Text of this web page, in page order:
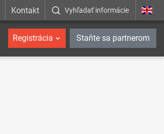
Kontakt Vyhľadať informácie
Registrácia Staňte sa partnerom